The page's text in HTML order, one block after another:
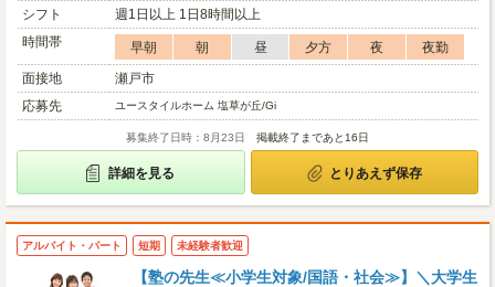
シフト
週1日以上 1日8時間以上
時間帯
早朝 朝 昼 夕方 夜
夜勤
面接地
瀬戸市
応募先
ユースタイルホーム 塩草が丘/Gi
募集終了日時：8月23日 掲載終了まであと16日
詳細を見る とりあえず保存
アルバイト・パート 短期 未経験者歓迎
【塾の先生≪小学生対象/国語・社会≫】＼大学生